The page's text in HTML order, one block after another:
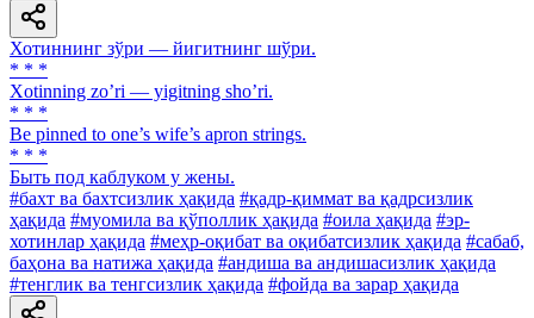
Хотиннинг зўри — йигитнинг шўри.
* * *
Xotinning zoʼri — yigitning shoʼri.
* * *
Be pinned to one’s wife’s apron strings.
* * *
Быть под каблуком у жены.
#бахт ва бахтсизлик ҳақида #қадр-қиммат ва қадрсизлик
ҳақида #муомила ва қўполлик ҳақида #оила ҳақида #эр-
хотинлар ҳақида #меҳр-оқибат ва оқибатсизлик ҳақида #сабаб,
баҳона ва натижа ҳақида #андиша ва андишасизлик ҳақида
#тенглик ва тенгсизлик ҳақида #фойда ва зарар ҳақида